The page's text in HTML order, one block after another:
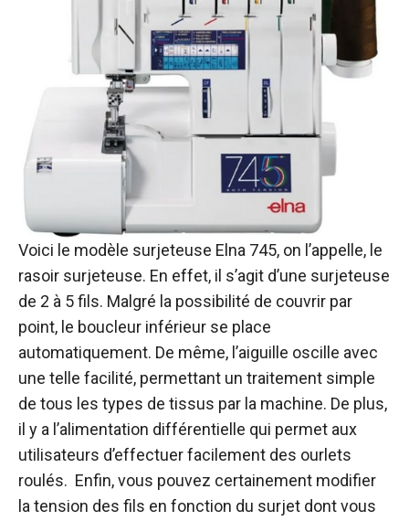
Voici le modèle surjeteuse Elna 745, on l’appelle, le
rasoir surjeteuse. En effet, il s’agit d’une surjeteuse
de 2 à 5 fils. Malgré la possibilité de couvrir par
point, le boucleur inférieur se place
automatiquement. De même, l’aiguille oscille avec
une telle facilité, permettant un traitement simple
de tous les types de tissus par la machine. De plus,
il y a l’alimentation différentielle qui permet aux
utilisateurs d’effectuer facilement des ourlets
roulés. Enfin, vous pouvez certainement modifier
la tension des fils en fonction du surjet dont vous